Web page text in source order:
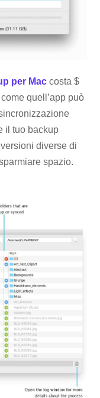
per Mac costa $
quell’app può
il tuo backup
diverse di
spazio.